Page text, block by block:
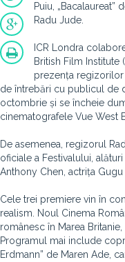
Puiu, „Bacalaureat”
Radu Jude.
ICR Londra
British Film Institute
prezența regizorilor
de întrebări cu publicul de
octombrie și se încheie
cinematografele Vue West
De asemenea, regizorul
oficiale a Festivalului,
Anthony Chen, actrița
Cele trei premiere vin în
realism. Noul Cinema
românesc în Marea
Programul mai include
Erdmann” de Maren Ade,